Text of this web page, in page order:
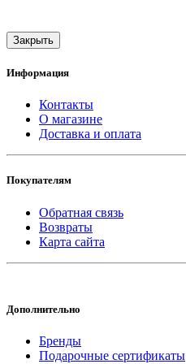
Закрыть
Информация
Контакты
О магазине
Доставка и оплата
Покупателям
Обратная связь
Возвраты
Карта сайта
Дополнительно
Бренды
Подарочные сертификаты